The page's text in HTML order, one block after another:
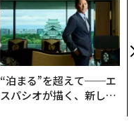
“泊まる”を超えて──エ
スパシオが描く、新しい